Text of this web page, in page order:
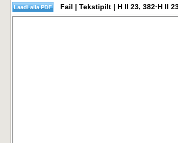
Fail | Tekstipilt | H II 23, 382·H II